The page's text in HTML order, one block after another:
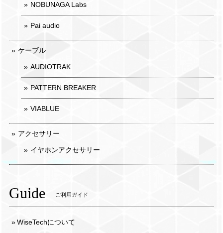
NOBUNAGA Labs
Pai audio
ケーブル
AUDIOTRAK
PATTERN BREAKER
VIABLUE
アクセサリー
イヤホンアクセサリー
Guide ご利用ガイド
WiseTechについて